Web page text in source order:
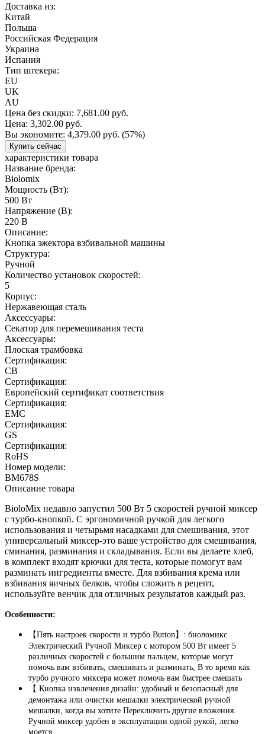
Доставка из:
Китай
Польша
Российская Федерация
Украина
Испания
Тип штекера:
EU
UK
AU
Цена без скидки: 7,681.00 руб.
Цена: 3,302.00 руб.
Вы экономите: 4,379.00 руб. (57%)
Купить сейчас
характеристики товара
Название бренда:
Biolomix
Мощность (Вт):
500 Вт
Напряжение (В):
220 В
Описание:
Кнопка эжектора взбивальной машины
Структура:
Ручной
Количество установок скоростей:
5
Корпус:
Нержавеющая сталь
Аксессуары:
Секатор для перемешивания теста
Аксессуары:
Плоская трамбовка
Сертификация:
CB
Сертификация:
Европейский сертификат соответствия
Сертификация:
EMC
Сертификация:
GS
Сертификация:
RoHS
Номер модели:
BM678S
Описание товара
BioloMix недавно запустил 500 Вт 5 скоростей ручной миксер
с турбо-кнопкой. С эргономичной ручкой для легкого
использования и четырьмя насадками для смешивания, этот
универсальный миксер-это ваше устройство для смешивания,
сминания, разминания и складывания. Если вы делаете хлеб,
в комплект входят крючки для теста, которые помогут вам
разминать ингредиенты вместе. Для взбивания крема или
взбивания яичных белков, чтобы сложить в рецепт,
используйте венчик для отличных результатов каждый раз.
Особенности:
【Пять настроек скорости и турбо Button】: биоломикс
Электрический Ручной Миксер с мотором 500 Вт имеет 5
различных скоростей с большим пальцем, которые могут
помочь вам взбивать, смешивать и разминать, В то время как
турбо ручного миксера может помочь вам быстрее смешать
【 Кнопка извлечения дизайн: удобный и безопасный для
демонтажа или очистки мешалки электрической ручной
мешалки, когда вы хотите Переключить другие вложения.
Ручной миксер удобен в эксплуатации одной рукой, легко
моется